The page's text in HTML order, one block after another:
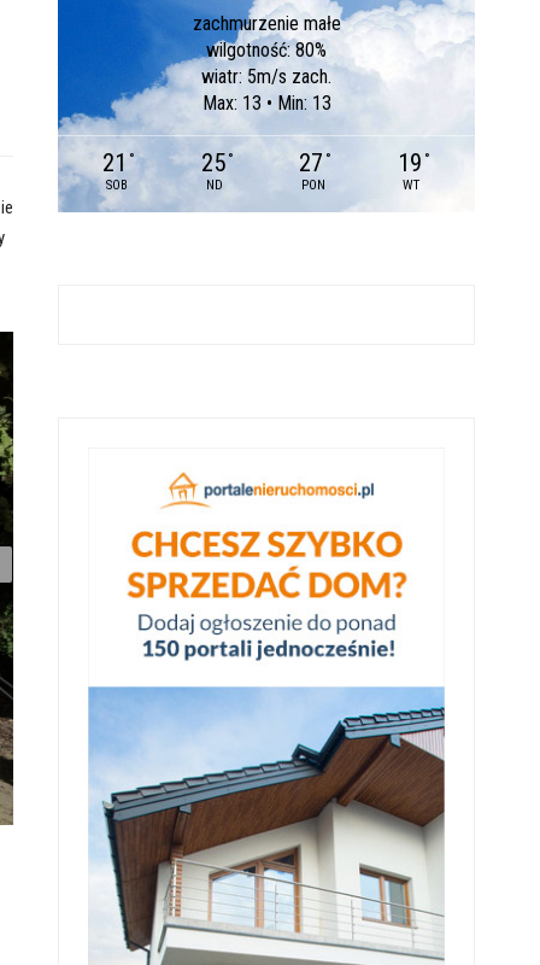
zachmurzenie małe
wilgotność: 80%
wiatr: 5m/s zach.
Max: 13 • Min: 13
21 °
SOB
25 °
ND
27 °
PON
19 °
WT